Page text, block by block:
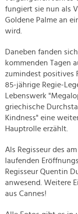
fungiert sie nun als
Goldene Palme an
wird.
Daneben fanden
kommenden Tagen
zumindest positives
85-jährige Regie-
Lebenswerk
griechische
Kindness" eine
Hauptrolle erzählt.
Als Regisseur des
laufenden
Regisseur Quentin
anwesend. Weitere
aus Cannes!